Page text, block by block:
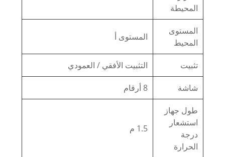
المحيطة
المستوى
المحيط
المستوى أ
تثبيت التثبيت الأفقي / العمودي
شاشة 8 أرقام
طول جهاز
استشعار
درجة
الحرارة
1.5 م